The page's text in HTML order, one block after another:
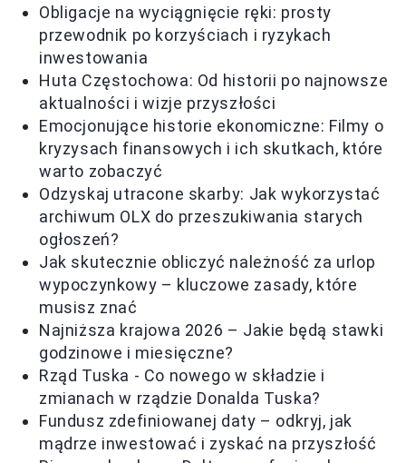
Obligacje na wyciągnięcie ręki: prosty
przewodnik po korzyściach i ryzykach
inwestowania
Huta Częstochowa: Od historii po najnowsze
aktualności i wizje przyszłości
Emocjonujące historie ekonomiczne: Filmy o
kryzysach finansowych i ich skutkach, które
warto zobaczyć
Odzyskaj utracone skarby: Jak wykorzystać
archiwum OLX do przeszukiwania starych
ogłoszeń?
Jak skutecznie obliczyć należność za urlop
wypoczynkowy – kluczowe zasady, które
musisz znać
Najniższa krajowa 2026 – Jakie będą stawki
godzinowe i miesięczne?
Rząd Tuska - Co nowego w składzie i
zmianach w rządzie Donalda Tuska?
Fundusz zdefiniowanej daty – odkryj, jak
mądrze inwestować i zyskać na przyszłość